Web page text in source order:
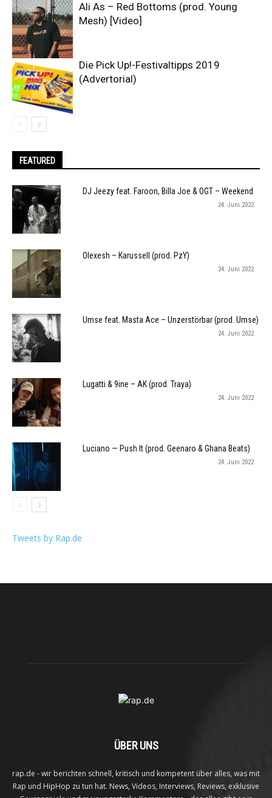
Ali As – Red Bottoms (prod. Young
Mesh) [Video]
Die Pick Up!-Festivaltipps 2019
(Advertorial)
FEATURED
DJ Jeezy feat. Faroon, Billa Joe & OGT – Weekend
24. Juni 2022
Olexesh – Karussell (prod. PzY)
24. Juni 2022
Umse feat. Masta Ace – Unzerstörbar (prod. Umse)
24. Juni 2022
Lugatti & 9ine – AK (prod. Traya)
24. Juni 2022
Luciano — Push It (prod. Geenaro & Ghana Beats)
24. Juni 2022
Tweets by Rap.de
ÜBER UNS
rap.de - wir berichten schnell, kritisch und kompetent über alles, was mit
Rap und HipHop zu tun hat. News, Videos, Interviews, Reviews, exklusive